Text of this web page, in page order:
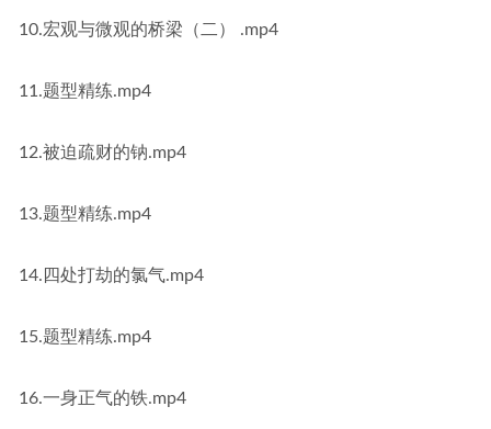
10.宏观与微观的桥梁（二） .mp4
11.题型精练.mp4
12.被迫疏财的钠.mp4
13.题型精练.mp4
14.四处打劫的氯气.mp4
15.题型精练.mp4
16.一身正气的铁.mp4